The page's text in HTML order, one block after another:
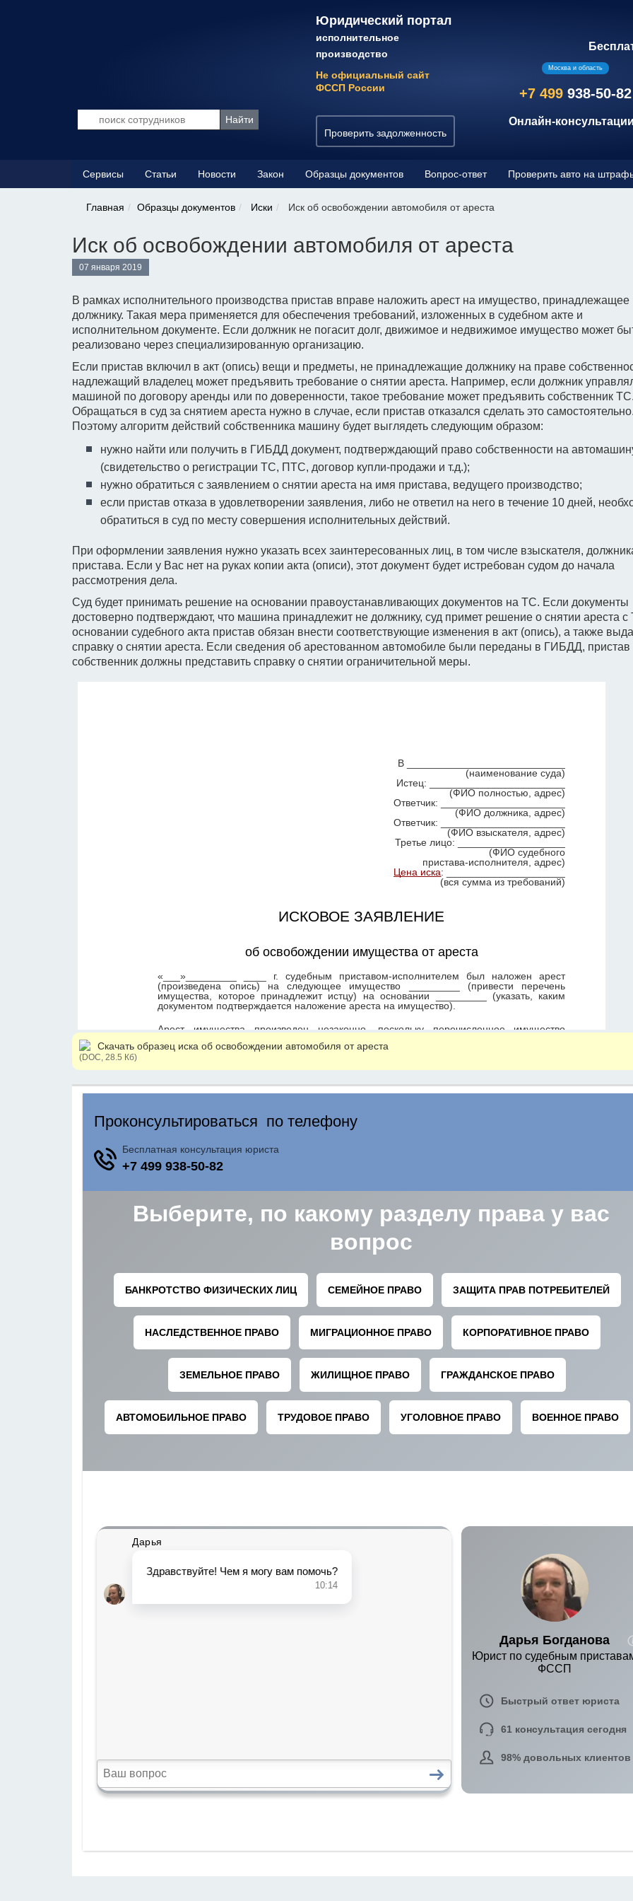
Юридический портал
исполнительное
производство
Не официальный сайт
ФССП России
Проверить задолженность
Москва и область
+7 499 938-50-82
Онлайн-
Сервисы Статьи Новости Закон Образцы документов Вопрос-ответ Проверить авто на
Главная Образцы документов Иски Иск об освобождении автомобиля от ареста
Иск об освобождении автомобиля от ареста
07 января 2019
В рамках исполнительного производства пристав вправе наложить арест на имущество, принадлежащее
должнику. Такая мера применяется для обеспечения требований, изложенных в судебном акте и
исполнительном документе. Если должник не погасит долг, движимое и недвижимое имущество может
реализовано через специализированную организацию.
Если пристав включил в акт (опись) вещи и предметы, не принадлежащие должнику на праве
надлежащий владелец может предъявить требование о снятии ареста. Например, если должник
машиной по договору аренды или по доверенности, такое требование может предъявить собственник
Обращаться в суд за снятием ареста нужно в случае, если пристав отказался сделать это
Поэтому алгоритм действий собственника машину будет выглядеть следующим образом:
нужно найти или получить в ГИБДД документ, подтверждающий право собственности на
(свидетельство о регистрации ТС, ПТС, договор купли-продажи и т.д.);
нужно обратиться с заявлением о снятии ареста на имя пристава, ведущего производство;
если пристав отказа в удовлетворении заявления, либо не ответил на него в течение 10 дней,
обратиться в суд по месту совершения исполнительных действий.
При оформлении заявления нужно указать всех заинтересованных лиц, в том числе взыскателя,
пристава. Если у Вас нет на руках копии акта (описи), этот документ будет истребован судом до начала
рассмотрения дела.
Суд будет принимать решение на основании правоустанавливающих документов на ТС. Если документы
достоверно подтверждают, что машина принадлежит не должнику, суд примет решение о снятии ареста
основании судебного акта пристав обязан внести соответствующие изменения в акт (опись), а также
справку о снятии ареста. Если сведения об арестованном автомобиле были переданы в ГИБДД, пристав
собственник должны представить справку о снятии ограничительной меры.
Скачать образец иска об освобождении автомобиля от ареста
(DOC, 28.5 Кб)